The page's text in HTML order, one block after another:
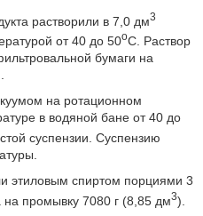
растворили в 7,0 дм3
от 40 до 50oC. Раствор
бумаги на
на ротационном
в водяной бане от 40 до
суспензии. Суспензию
этиловым спиртом порциями 3
промывку 7080 г (8,85 дм3).